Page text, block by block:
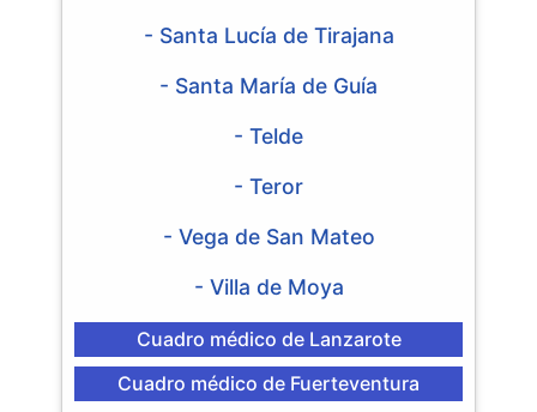
- Santa Lucía de Tirajana
- Santa María de Guía
- Telde
- Teror
- Vega de San Mateo
- Villa de Moya
Cuadro médico de Lanzarote
Cuadro médico de Fuerteventura